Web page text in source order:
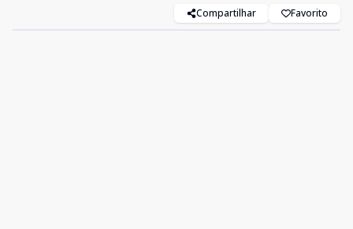
Compartilhar Favorito